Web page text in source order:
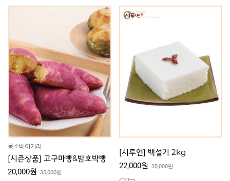
몽소베이커리
[시즌상품] 고구마빵&밤호박빵
20,000원 35,000원
[시루연] 백설기 2kg
22,000원 35,000원